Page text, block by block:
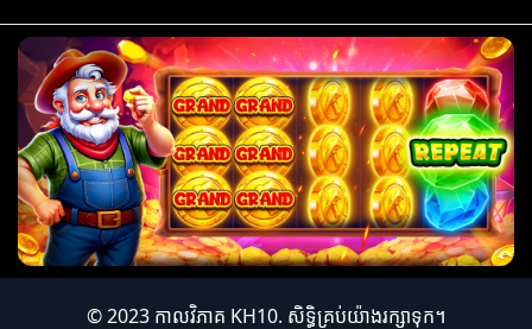
© 2023 កាលវិភាគ KH10. សិទ្ធិគ្រប់យ៉ាងរក្សាទុក។